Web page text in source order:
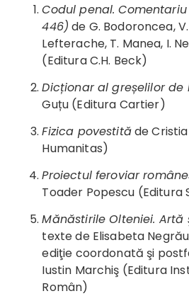
Codul penal.
446) de G. Bodoroncea,
Lefterache, T. Manea, I.
(Editura C.H. Beck)
Dicționar al greșelilor
Guțu (Editura Cartier)
Fizica povestităde
Humanitas)
Proiectul feroviar
Toader Popescu (Editura
Mănăstirile Olteniei.
texte de Elisabeta
ediţie coordonată şi
Iustin Marchiş (Editura
Român)